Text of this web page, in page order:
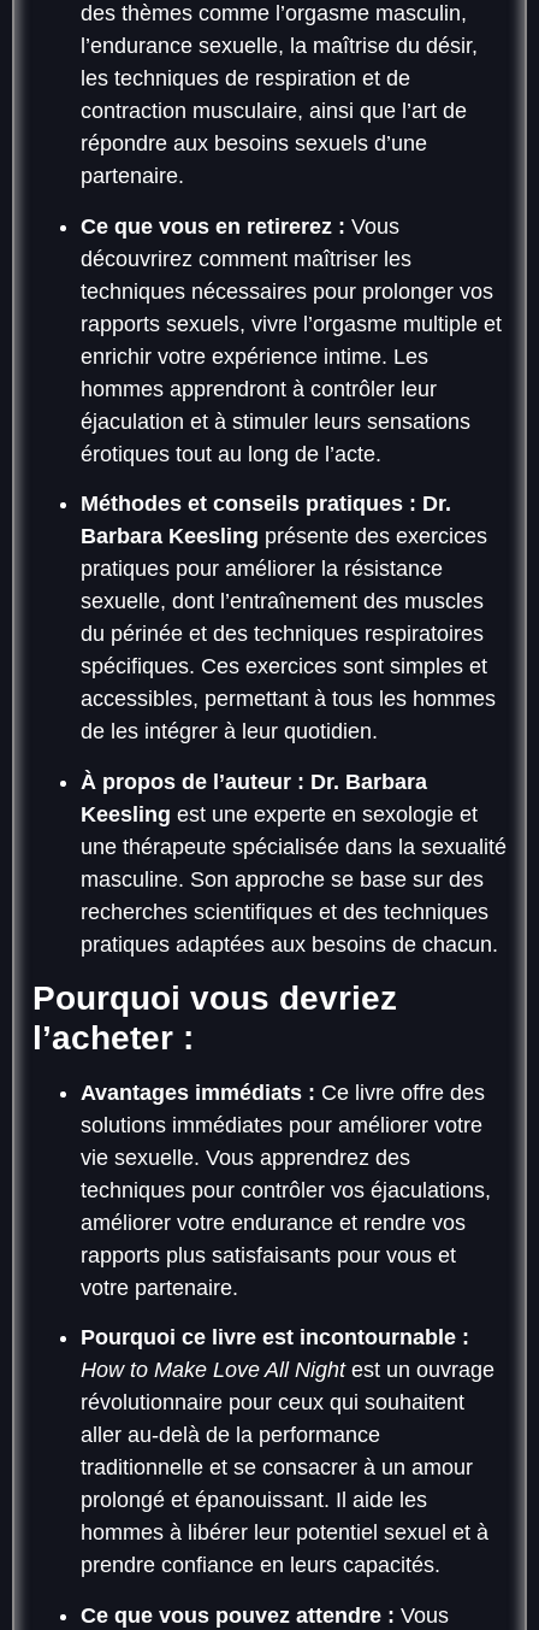
des thèmes comme l’orgasme masculin,
l’endurance sexuelle, la maîtrise du désir,
les techniques de respiration et de
contraction musculaire, ainsi que l’art de
répondre aux besoins sexuels d’une
partenaire.
Ce que vous en retirerez : Vous
découvrirez comment maîtriser les
techniques nécessaires pour prolonger vos
rapports sexuels, vivre l’orgasme multiple et
enrichir votre expérience intime. Les
hommes apprendront à contrôler leur
éjaculation et à stimuler leurs sensations
érotiques tout au long de l’acte.
Méthodes et conseils pratiques : Dr.
Barbara Keesling présente des exercices
pratiques pour améliorer la résistance
sexuelle, dont l’entraînement des muscles
du périnée et des techniques respiratoires
spécifiques. Ces exercices sont simples et
accessibles, permettant à tous les hommes
de les intégrer à leur quotidien.
À propos de l’auteur : Dr. Barbara
Keesling est une experte en sexologie et
une thérapeute spécialisée dans la sexualité
masculine. Son approche se base sur des
recherches scientifiques et des techniques
pratiques adaptées aux besoins de chacun.
Pourquoi vous devriez
l’acheter :
Avantages immédiats : Ce livre offre des
solutions immédiates pour améliorer votre
vie sexuelle. Vous apprendrez des
techniques pour contrôler vos éjaculations,
améliorer votre endurance et rendre vos
rapports plus satisfaisants pour vous et
votre partenaire.
Pourquoi ce livre est incontournable :
How to Make Love All Nightest un ouvrage
révolutionnaire pour ceux qui souhaitent
aller au-delà de la performance
traditionnelle et se consacrer à un amour
prolongé et épanouissant. Il aide les
hommes à libérer leur potentiel sexuel et à
prendre confiance en leurs capacités.
Ce que vous pouvez attendre : Vous